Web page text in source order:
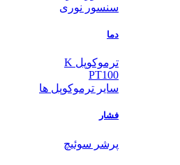
سنسور نوری
دما
ترموکوپل K
PT100
سایر ترموکوپل ها
فشار
پرشر سوئیچ